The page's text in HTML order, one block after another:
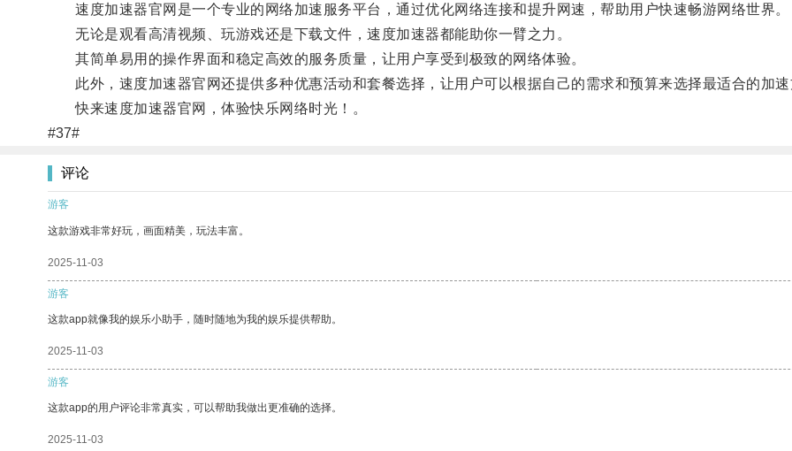
速度加速器官网是一个专业的网络加速服务平台，通过优化网络连接和提升网速，帮助用户快速畅游网络世界。
无论是观看高清视频、玩游戏还是下载文件，速度加速器都能助你一臂之力。
其简单易用的操作界面和稳定高效的服务质量，让用户享受到极致的网络体验。
此外，速度加速器官网还提供多种优惠活动和套餐选择，让用户可以根据自己的需求和预算来选择最适合的加速
快来速度加速器官网，体验快乐网络时光！。
#37#
评论
游客
这款游戏非常好玩，画面精美，玩法丰富。
2025-11-03
游客
这款app就像我的娱乐小助手，随时随地为我的娱乐提供帮助。
2025-11-03
游客
这款app的用户评论非常真实，可以帮助我做出更准确的选择。
2025-11-03